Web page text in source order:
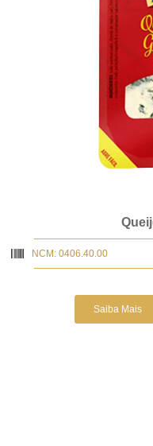
NCM: 0406.40.00
Saiba Mais